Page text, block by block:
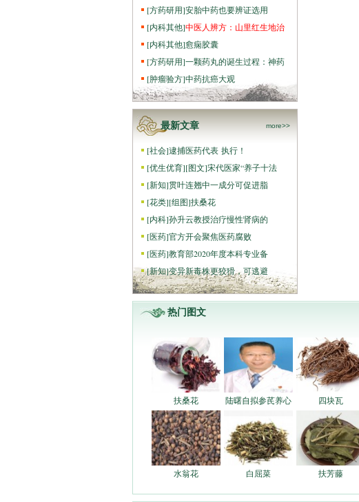
[方药研用]安胎中药也要辨证选用
[内科其他]中医人辨方：山里红生地治
[内科其他]愈痫胶囊
[方药研用]一颗药丸的诞生过程：神药
[肿瘤验方]中药抗癌大观
最新文章 more>>
[社会]逮捕医药代表 执行！
[优生优育][图文]宋代医家“养子十法
[新知]贯叶连翘中一成分可促进脂
[花类][组图]扶桑花
[内科]孙升云教授治疗慢性肾病的
[医药]官方开会聚焦医药腐败
[医药]教育部2020年度本科专业备
[新知]变异新毒株更狡猾，可逃避
热门图文
扶桑花 陆曙自拟参芪养心 四块瓦
水翁花 白屈菜 扶芳藤